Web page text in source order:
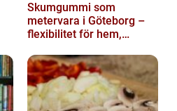
Skumgummi som
metervara i Göteborg –
flexibilitet för hem,